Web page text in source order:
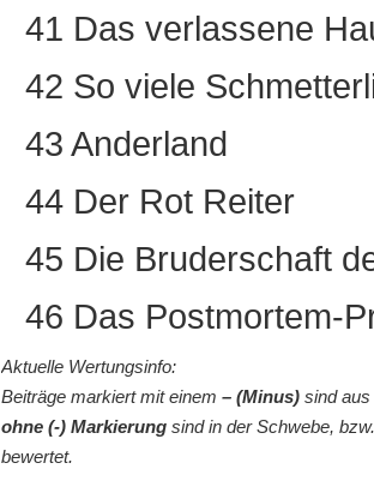
41 Das verlassene
42 So viele
43 Anderland
44 Der Rot Reiter
45 Die Bruderschaft
46 Das Postmortem-
Aktuelle Wertungsinfo:
Beiträge markiert mit einem – (Minus) sind
ohne (-) Markierung sind in der Schwebe,
bewertet.